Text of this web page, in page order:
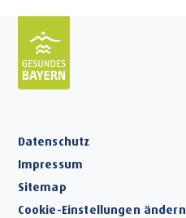
Datenschutz
Impressum
Sitemap
Cookie-Einstellungen ändern